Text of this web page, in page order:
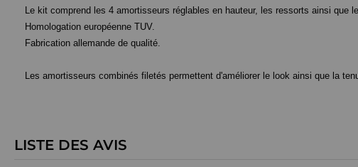
Le kit comprend les 4 amortisseurs réglables en hauteur, les ressorts ainsi que
Homologation européenne TUV.
Fabrication allemande de qualité.
Les amortisseurs combinés filetés permettent d'améliorer le look ainsi que la
LISTE DES AVIS